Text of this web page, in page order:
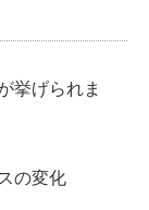
挙げられま
の変化